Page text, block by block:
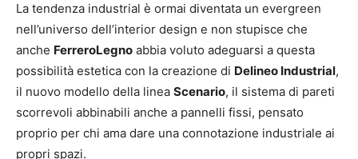
La tendenza industrial è ormai diventata un evergreen
nell’universo dell’interior design e non stupisce che
anche FerreroLegno abbia voluto adeguarsi a questa
possibilità estetica con la creazione di Delineo Industrial,
il nuovo modello della linea Scenario, il sistema di pareti
scorrevoli abbinabili anche a pannelli fissi, pensato
proprio per chi ama dare una connotazione industriale ai
propri spazi.